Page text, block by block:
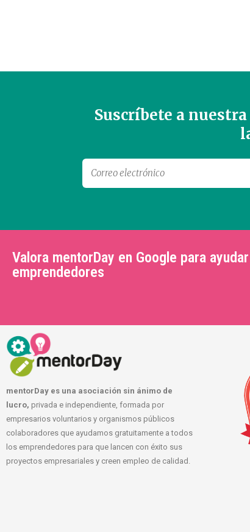
Suscríbete a
Valora mentorDay en Google para
emprendedores
mentorDay es una asociación sin ánimo de
lucro, privada e independiente, formada por
empresarios voluntarios y organismos públicos
colaboradores que ayudamos gratuitamente a todos
los emprendedores para que lancen con éxito sus
proyectos empresariales y creen empleo de calidad.